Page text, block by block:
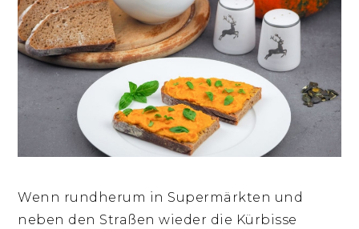
Wenn rundherum in Supermärkten und
neben den Straßen wieder die Kürbisse